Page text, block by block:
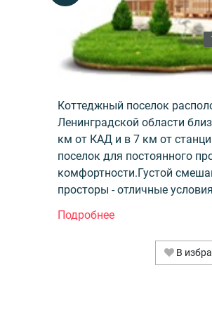
Коттеджный поселок
Ленинградской области
км от КАД и в 7 км от
поселок для постоянного
комфортности.Густой
просторы - отличные
наличие собственного
Петербург – Сортавала
постоянного проживания.
В